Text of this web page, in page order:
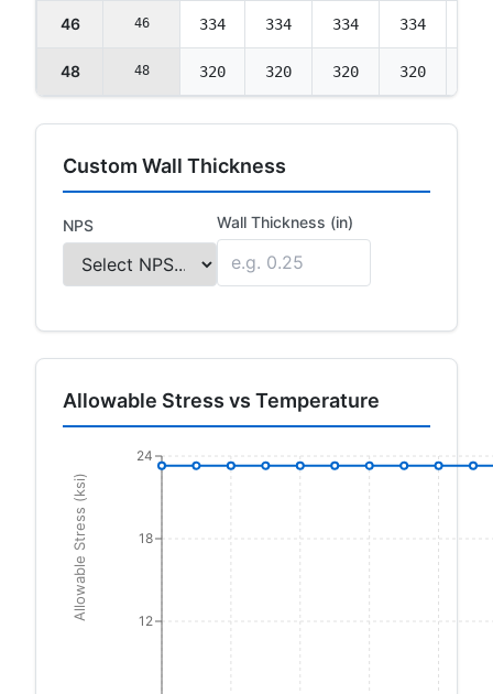
46 46 334 334 334 334
48 48 320 320 320 320
Custom Wall Thickness
NPS Wall Thickness (in)
Allowable Stress vs Temperature
12
18
24
Allowable Stress (ksi)